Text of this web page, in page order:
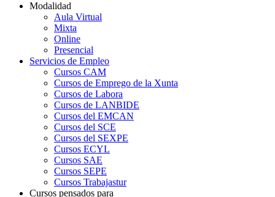
Modalidad
Aula Virtual
Mixta
Online
Presencial
Servicios de Empleo
Cursos CAM
Cursos de Emprego de la Xunta
Cursos de Labora
Cursos de LANBIDE
Cursos del EMCAN
Cursos del SCE
Cursos del SEXPE
Cursos ECYL
Cursos SAE
Cursos SEPE
Cursos Trabajastur
Cursos pensados para